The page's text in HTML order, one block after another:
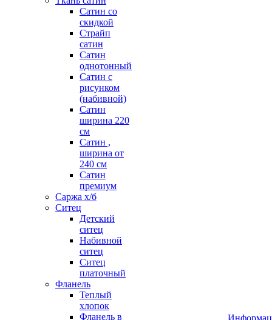
Сатин со
скидкой
Страйп
сатин
Сатин
однотонный
Сатин с
рисунком
(набивной)
Сатин
ширина 220
см
Сатин ,
ширина от
240 см
Сатин
премиум
Саржа х/б
Ситец
Детский
ситец
Набивной
ситец
Ситец
платочный
Фланель
Теплый
хлопок
Фланель в